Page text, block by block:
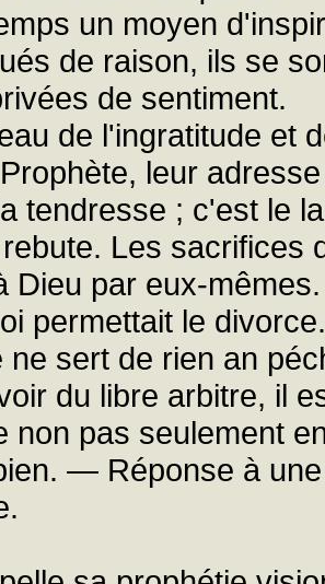
un moyen
de raison, ils se
de sentiment.
de l'ingratitude et
leur
tendresse ; c'est le
Les sacrifices
Dieu par eux-
permettait le divorce.
ne sert de rien an
du libre arbitre, il
non pas seulement
— Réponse à